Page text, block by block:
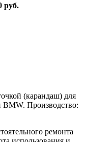
руб.
(карандаш) для
BMW. Производство:
ремонта